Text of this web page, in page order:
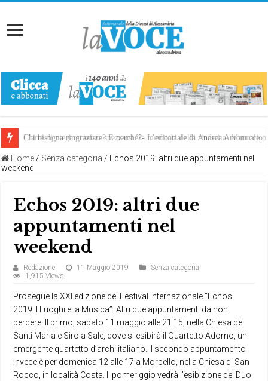
Chi bisogna ringraziare? E perché?- L’editoriale di Andrea Antonuccio
L’arte di piegarsi senza spezzarsi: la memoria della rinascita.
Home / Senza categoria / Echos 2019: altri due appuntamenti nel
weekend
Echos 2019: altri due
appuntamenti nel
weekend
Redazione 11 Maggio 2019
Senza categoria
1,915 Views
Prosegue la XXI edizione del Festival Internazionale “Echos
2019. I Luoghi e la Musica”. Altri due appuntamenti da non
perdere. Il primo, sabato 11 maggio alle 21.15, nella Chiesa dei
Santi Maria e Siro a Sale, dove si esibirà il Quartetto Adorno, un
emergente quartetto d’archi italiano. Il secondo appuntamento
invece è per domenica 12 alle 17 a Morbello, nella Chiesa di San
Rocco, in località Costa. Il pomeriggio vedrà l’esibizione del Duo